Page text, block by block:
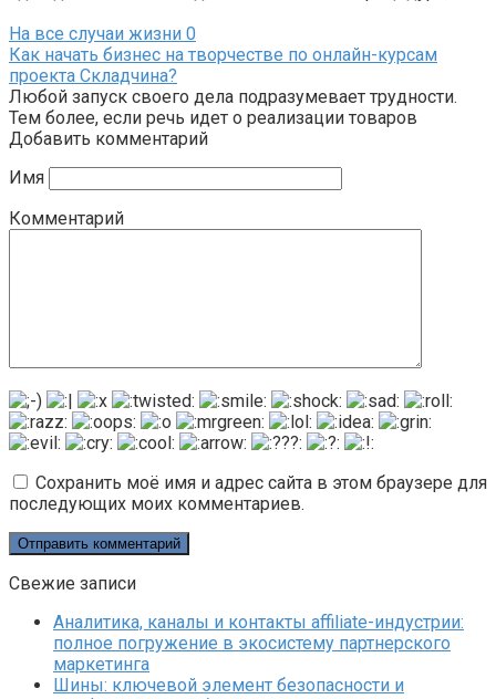
На все случаи жизни 0
Как начать бизнес на творчестве по онлайн-курсам
проекта Складчина?
Любой запуск своего дела подразумевает трудности.
Тем более, если речь идет о реализации товаров
Добавить комментарий
Имя
Комментарий
Сохранить моё имя и адрес сайта в этом браузере для
последующих моих комментариев.
Свежие записи
Аналитика, каналы и контакты affiliate-индустрии:
полное погружение в экосистему партнерского
маркетинга
Шины: ключевой элемент безопасности и